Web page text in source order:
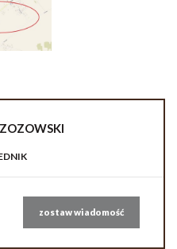
zostaw wiadomość